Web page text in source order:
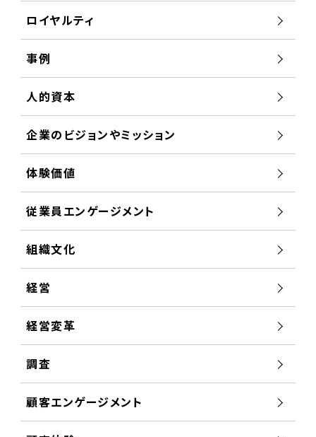
ロイヤルティ
事例
人的資本
企業のビジョンやミッション
体験価値
従業員エンゲージメント
組織文化
経営
経営変革
調査
顧客エンゲージメント